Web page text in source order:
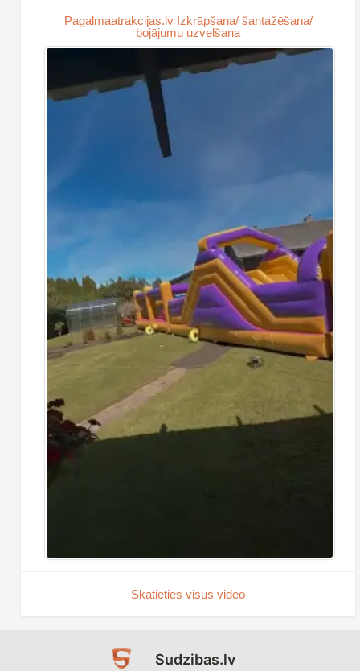
Pagalmaatrakcijas.lv Izkrāpšana/ šantažēšana/
bojājumu uzvelšana
Skatieties visus video
Sudzibas.lv